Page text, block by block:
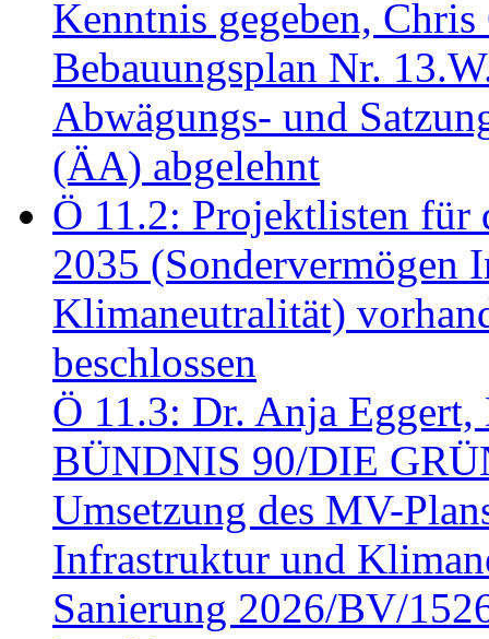
Kenntnis gegeben,
Bebauungsplan Nr.
Abwägungs- und
(ÄA) abgelehnt
Ö 11.2: Projektlisten für
2035 (Sondervermögen
Klimaneutralität)
beschlossen
Ö 11.3: Dr. Anja
BÜNDNIS 90/DIE
Umsetzung des MV-
Infrastruktur und
Sanierung 2026/BV/